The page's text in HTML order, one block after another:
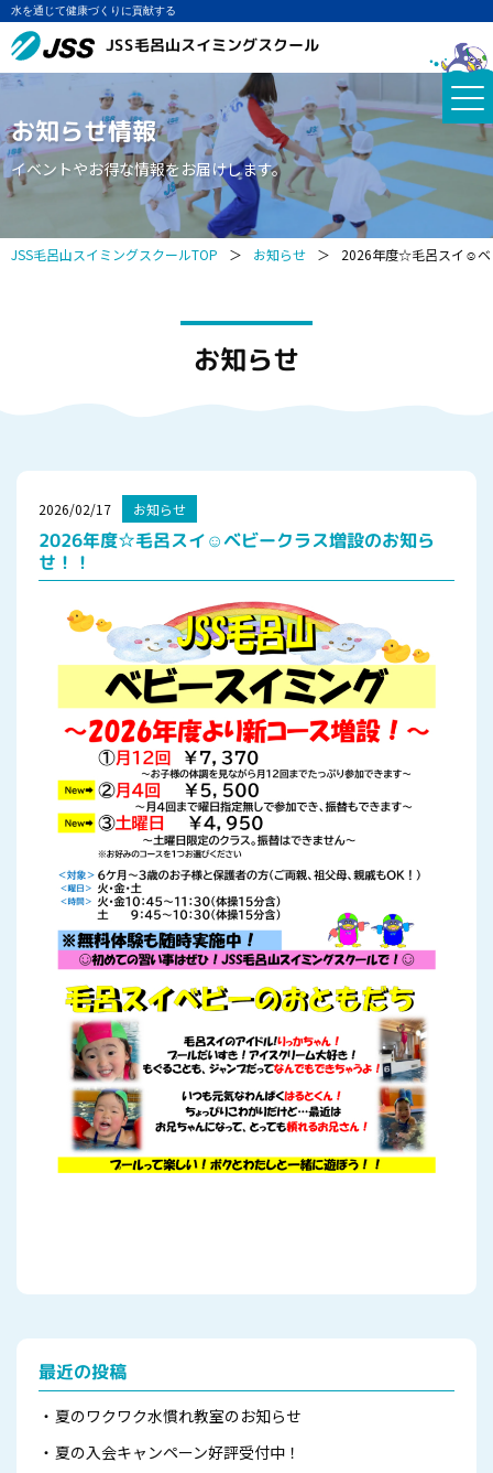
水を通じて健康づくりに貢献する
JSS毛呂山スイミングスクール
お知らせ情報
イベントやお得な情報をお届けします。
JSS毛呂山スイミングスクールTOP ＞ お知らせ ＞ 2026年度☆毛呂スイ☺ベ
お知らせ
2026/02/17 お知らせ
2026年度☆毛呂スイ☺ベビークラス増設のお知ら
せ！！
最近の投稿
夏のワクワク水慣れ教室のお知らせ
夏の入会キャンペーン好評受付中！